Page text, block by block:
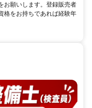
お願いします。登録販売者
格をお持ちであれば経験年